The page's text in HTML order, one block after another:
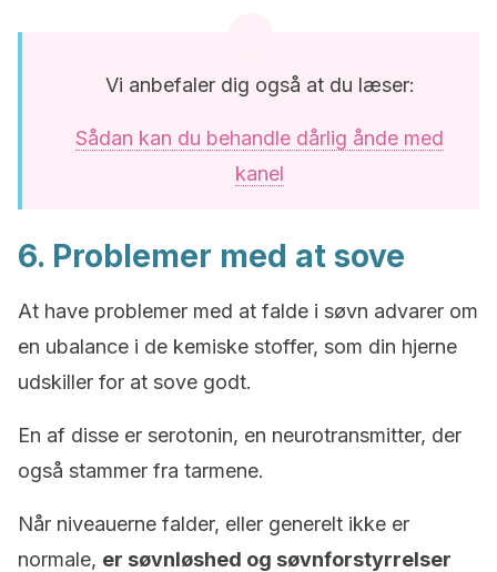
Vi anbefaler dig også at du læser:
Sådan kan du behandle dårlig ånde med
kanel
6. Problemer med at sove
At have problemer med at falde i søvn advarer om
en ubalance i de kemiske stoffer, som din hjerne
udskiller for at sove godt.
En af disse er serotonin, en neurotransmitter, der
også stammer fra tarmene.
Når niveauerne falder, eller generelt ikke er
normale, er søvnløshed og søvnforstyrrelser